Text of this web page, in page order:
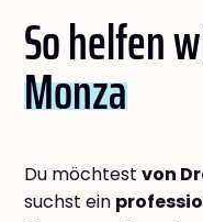
So helfen
Monza
Du möchtest von
suchst ein